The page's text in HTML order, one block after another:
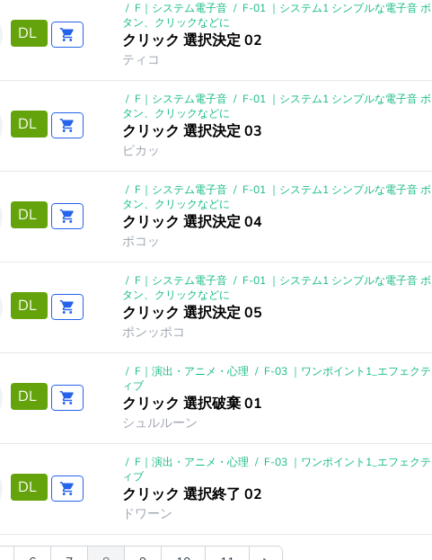
DL
/ F｜システム電子音 / F-01 ｜システム1 シンプルな電子音 ボ
タン、クリックなどに
クリック 選択決定 02
ティコ
DL
/ F｜システム電子音 / F-01 ｜システム1 シンプルな電子音 ボ
タン、クリックなどに
クリック 選択決定 03
ピカッ
DL
/ F｜システム電子音 / F-01 ｜システム1 シンプルな電子音 ボ
タン、クリックなどに
クリック 選択決定 04
ポコッ
DL
/ F｜システム電子音 / F-01 ｜システム1 シンプルな電子音 ボ
タン、クリックなどに
クリック 選択決定 05
ポンッポコ
DL
/ F｜演出・アニメ・心理 / F-03 ｜ワンポイント1_エフェクテ
ィブ
クリック 選択破棄 01
シュルルーン
DL
/ F｜演出・アニメ・心理 / F-03 ｜ワンポイント1_エフェクテ
ィブ
クリック 選択終了 02
ドワーン